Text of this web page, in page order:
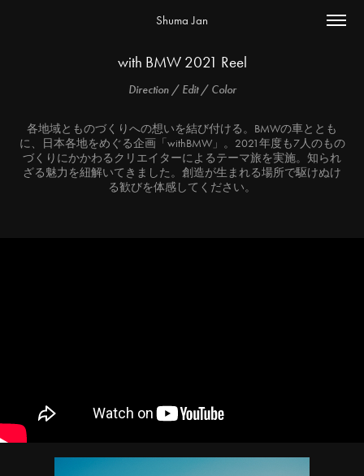
Shuma Jan
with BMW 2021 Reel
Direction / Edit / Color
各地域とものづくりへの想いを結び付ける。BMWの車ととも
に、日本各地をめぐる企画「withBMW」。2021年度も7人のもの
づくりにかかわるクリエイターによるテーマ旅を実施。知られ
ざる魅力を紐解いてきました。創造が生まれる場所で駆けぬけ
る歓びを体感してください。